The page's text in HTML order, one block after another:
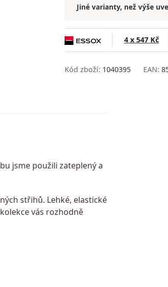
Jiné varianty, než výše
4 x 547 Kč
Kód zboží: 1040395 EAN:
jsme použili zateplený a
střihů. Lehké, elastické
vás rozhodně